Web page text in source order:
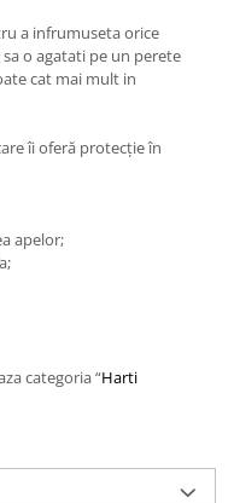
a infrumuseta orice
o agatati pe un perete
cat mai mult in
îi oferă protecție în
apelor;
categoria “Harti